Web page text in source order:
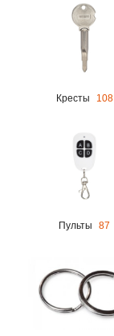
Кресты 108
Пульты 87